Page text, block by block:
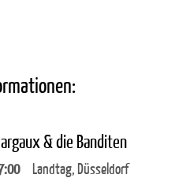
& die Banditen
Landtag, Düsseldorf